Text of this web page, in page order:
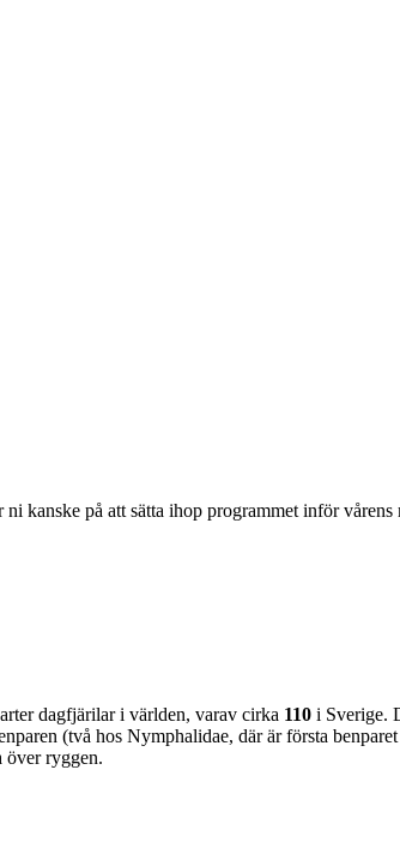
på att sätta ihop programmet inför
dagfjärilar i världen, varav cirka 110 i Sverige.
(två hos Nymphalidae, där är första
över ryggen.